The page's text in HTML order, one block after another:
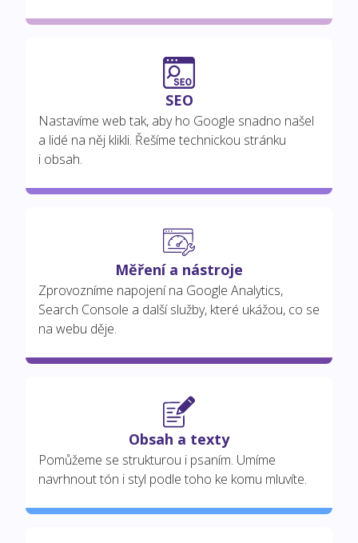
SEO
Nastavíme web tak, aby ho Google snadno našel
a lidé na něj klikli. Řešíme technickou stránku
i obsah.
Měření a nástroje
Zprovozníme napojení na Google Analytics,
Search Console a další služby, které ukážou, co se
na webu děje.
Obsah a texty
Pomůžeme se strukturou i psaním. Umíme
navrhnout tón i styl podle toho ke komu mluvíte.